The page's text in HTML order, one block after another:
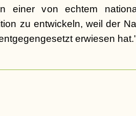
einer von echtem
zu entwickeln, weil der
erwiesen